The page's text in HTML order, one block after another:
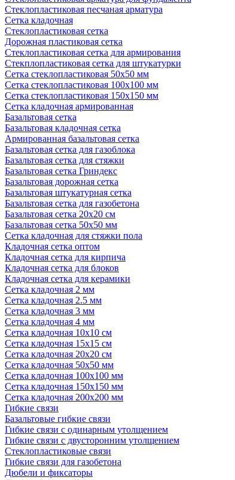
Стеклопластиковая песчаная арматура
Сетка кладочная
Стеклопластиковая сетка
Дорожная пластиковая сетка
Стеклопластиковая сетка для армирования
Стекплопластиковая сетка для штукатурки
Сетка стеклопластиковая 50x50 мм
Сетка стеклопластиковая 100x100 мм
Сетка стеклопластиковая 150x150 мм
Сетка кладочная армированная
Базальтовая сетка
Базальтовая кладочная сетка
Армированная базальтовая сетка
Базальтовая сетка для газоблока
Базальтовая сетка для стяжки
Базальтовая сетка Гриндекс
Базальтовая дорожная сетка
Базальтовая штукатурная сетка
Базальтовая сетка для газобетона
Базальтовая сетка 20x20 см
Базальтовая сетка 50x50 мм
Сетка кладочная для стяжки пола
Кладочная сетка оптом
Кладочная сетка для кирпича
Кладочная сетка для блоков
Кладочная сетка для керамики
Сетка кладочная 2 мм
Сетка кладочная 2.5 мм
Сетка кладочная 3 мм
Сетка кладочная 4 мм
Сетка кладочная 10x10 см
Сетка кладочная 15x15 см
Сетка кладочная 20x20 см
Сетка кладочная 50x50 мм
Сетка кладочная 100x100 мм
Сетка кладочная 150x150 мм
Сетка кладочная 200x200 мм
Гибкие связи
Базальтовые гибкие связи
Гибкие связи с одинарным утолщением
Гибкие связи с двусторонним утолщением
Стеклопластиковые связи
Гибкие связи для газобетона
Дюбели и фиксаторы